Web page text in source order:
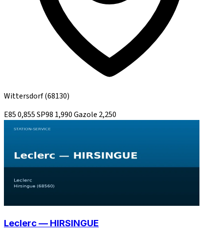
Wittersdorf(68130)
E850,855SP98 1,990Gazole 2,250
Leclerc — HIRSINGUE